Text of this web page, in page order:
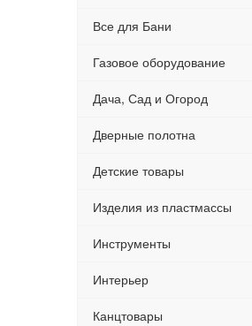
Все для Бани
Газовое оборудование
Дача, Сад и Огород
Дверные полотна
Детские товары
Изделия из пластмассы
Инструменты
Интерьер
Канцтовары